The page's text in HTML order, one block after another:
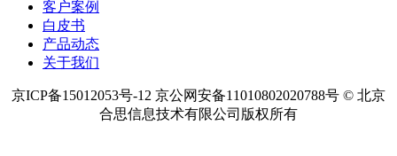
客户案例
白皮书
产品动态
关于我们
京ICP备15012053号-12 京公网安备11010802020788号 © 北京
合思信息技术有限公司版权所有